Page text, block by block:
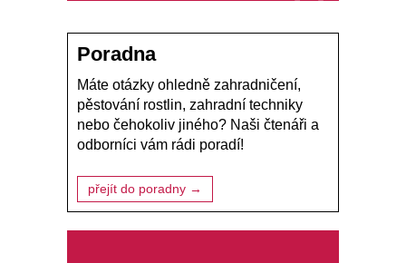
Poradna
Máte otázky ohledně zahradničení,
pěstování rostlin, zahradní techniky
nebo čehokoliv jiného? Naši čtenáři a
odborníci vám rádi poradí!
přejít do poradny →